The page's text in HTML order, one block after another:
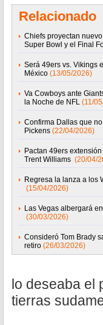
Relacionado
Chiefs proyectan
Super Bowl y el Final
Será 49ers vs. Vikings
México (13/05/2026)
Va Cowboys ante
la Noche de NFL (11/
Confirma Dallas que
Pickens (22/04/2026)
Pactan 49ers
Trent Williams (20/04/
Regresa la lanza a los
(15/04/2026)
Las Vegas albergará
(30/03/2026)
Consideró Tom Brady
retiro (26/03/2026)
lo deseaba el
tierras